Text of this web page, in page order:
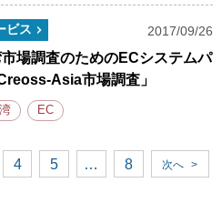
ビス 2017/09/26
場調査のためのECシステムパ
Asia市場調査」
EC
4 5 … 8 次へ >